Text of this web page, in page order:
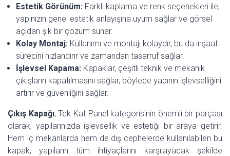
Estetik Görünüm:Farklı kaplama ve renk seçenekleri ile,
yapınızın genel estetik anlayışına uyum sağlar ve görsel
açıdan şık bir çözüm sunar.
Kolay Montaj: Kullanımı ve montajı kolaydır, bu da inşaat
sürecini hızlandırır ve zamandan tasarruf sağlar.
İşlevsel Kapama:Kapaklar, çeşitli teknik ve mekanik
çıkışların kapatılmasını sağlar, böylece yapının işlevselliğini
artırır ve güvenliğini sağlar.
Çıkış Kapağı, Tek Kat Panel kategorisinin önemli bir parçası
olarak, yapılarınızda işlevsellik ve estetiği bir araya getirir.
Hem iç mekanlarda hem de dış cephelerde kullanılabilen bu
kapak, yapıların tüm ihtiyaçlarını karşılayacak şekilde